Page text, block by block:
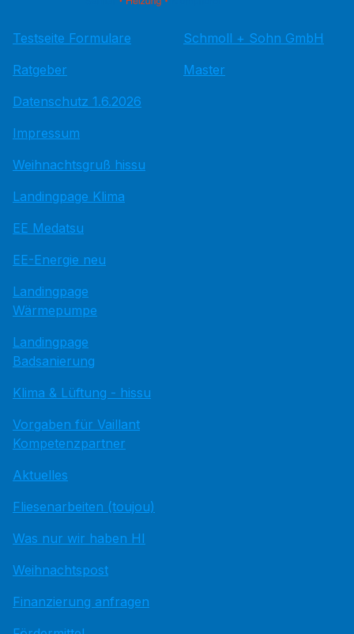
Testseite Formulare
Ratgeber
Datenschutz 1.6.2026
Impressum
Weihnachtsgruß hissu
Landingpage Klima
EE Medatsu
EE-Energie neu
Landingpage
Wärmepumpe
Landingpage
Badsanierung
Klima & Lüftung - hissu
Vorgaben für Vaillant
Kompetenzpartner
Aktuelles
Fliesenarbeiten (toujou)
Was nur wir haben HI
Weihnachtspost
Finanzierung anfragen
Schmoll + Sohn GmbH
Master